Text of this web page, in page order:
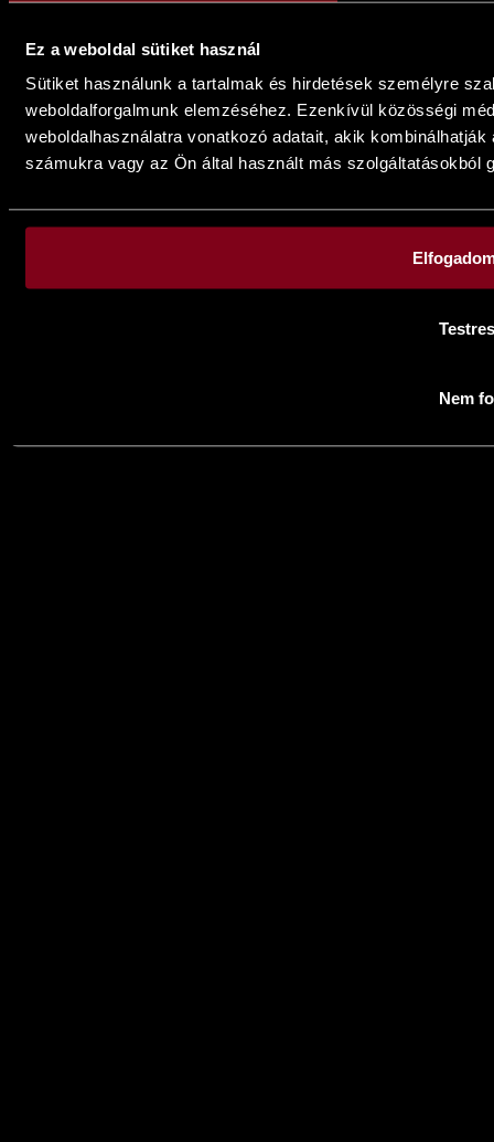
Ez a weboldal sütiket használ
Sütiket használunk a tartalmak és hirdetések személyre
weboldalforgalmunk elemzéséhez. Ezenkívül közösségi
weboldalhasználatra vonatkozó adatait, akik
számukra vagy az Ön által használt más szolgáltatásokból
Nem